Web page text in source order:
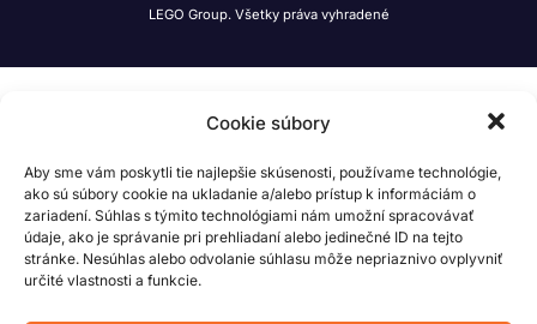
Cookie súbory
Aby sme vám poskytli tie najlepšie skúsenosti, používame technológie,
ako sú súbory cookie na ukladanie a/alebo prístup k informáciám o
zariadení. Súhlas s týmito technológiami nám umožní spracovávať
údaje, ako je správanie pri prehliadaní alebo jedinečné ID na tejto
stránke. Nesúhlas alebo odvolanie súhlasu môže nepriaznivo ovplyvniť
určité vlastnosti a funkcie.
LEGO Group. Všetky práva vyhradené